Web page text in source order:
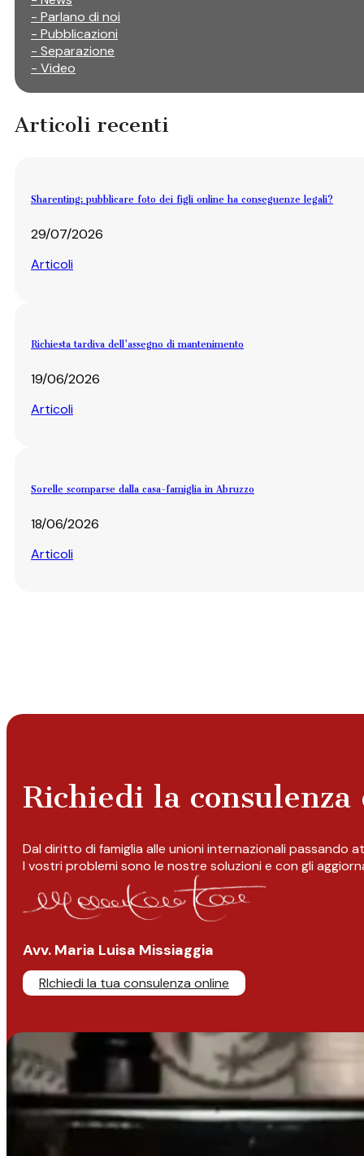
- Parlano di noi
- Pubblicazioni
- Separazione
- Video
Articoli recenti
Sharenting: pubblicare foto dei figli online ha conseguenze legali?
29/07/2026
Articoli
Richiesta tardiva dell’assegno di mantenimento
19/06/2026
Articoli
Sorelle scomparse dalla casa-famiglia in Abruzzo
18/06/2026
Articoli
Richiedi la
Dal diritto di famiglia alle unioni internazionali passando
I vostri problemi sono le nostre soluzioni e con gli
Avv. Maria Luisa Missiaggia
RIchiedi la tua consulenza online